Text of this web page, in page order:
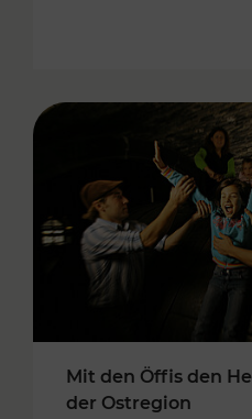
Mit den Öffis den
der Ostregion